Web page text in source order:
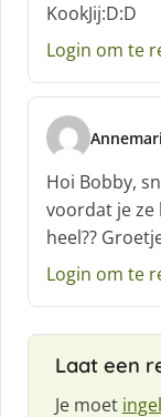
KookJij:D:D
Login om te
s
c
h
r
e
e
:
Hoi Bobby,
voordat je ze
heel??
Login om te
Laat een
Je moet